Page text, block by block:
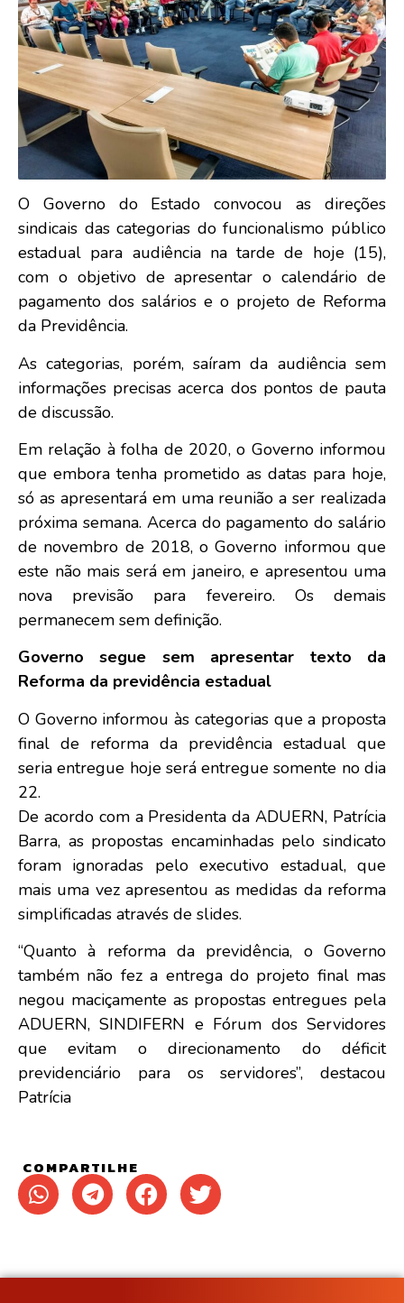
O Governo do Estado convocou as direções
sindicais das categorias do funcionalismo público
estadual para audiência na tarde de hoje (15),
com o objetivo de apresentar o calendário de
pagamento dos salários e o projeto de Reforma
da Previdência.
As categorias, porém, saíram da audiência sem
informações precisas acerca dos pontos de pauta
de discussão.
Em relação à folha de 2020, o Governo informou
que embora tenha prometido as datas para hoje,
só as apresentará em uma reunião a ser realizada
próxima semana. Acerca do pagamento do salário
de novembro de 2018, o Governo informou que
este não mais será em janeiro, e apresentou uma
nova previsão para fevereiro. Os demais
permanecem sem definição.
Governo segue sem apresentar texto da
Reforma da previdência estadual
O Governo informou às categorias que a proposta
final de reforma da previdência estadual que
seria entregue hoje será entregue somente no dia
22.
De acordo com a Presidenta da ADUERN, Patrícia
Barra, as propostas encaminhadas pelo sindicato
foram ignoradas pelo executivo estadual, que
mais uma vez apresentou as medidas da reforma
simplificadas através de slides.
“Quanto à reforma da previdência, o Governo
também não fez a entrega do projeto final mas
negou maciçamente as propostas entregues pela
ADUERN, SINDIFERN e Fórum dos Servidores
que evitam o direcionamento do déficit
previdenciário para os servidores”, destacou
Patrícia
COMPARTILHE